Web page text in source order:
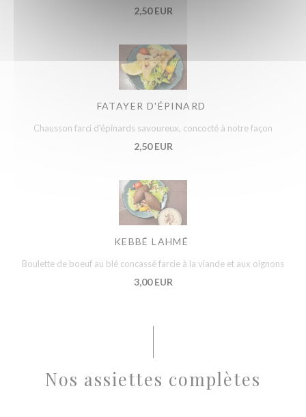
2,50 EUR
FATAYER D'ÉPINARD
Chausson farci d'épinards savoureux, concocté à notre façon
2,50 EUR
KEBBÉ LAHMÉ
Boulette de boeuf au blé concassé farcie à la viande et aux oignons
3,00 EUR
Nos assiettes complètes